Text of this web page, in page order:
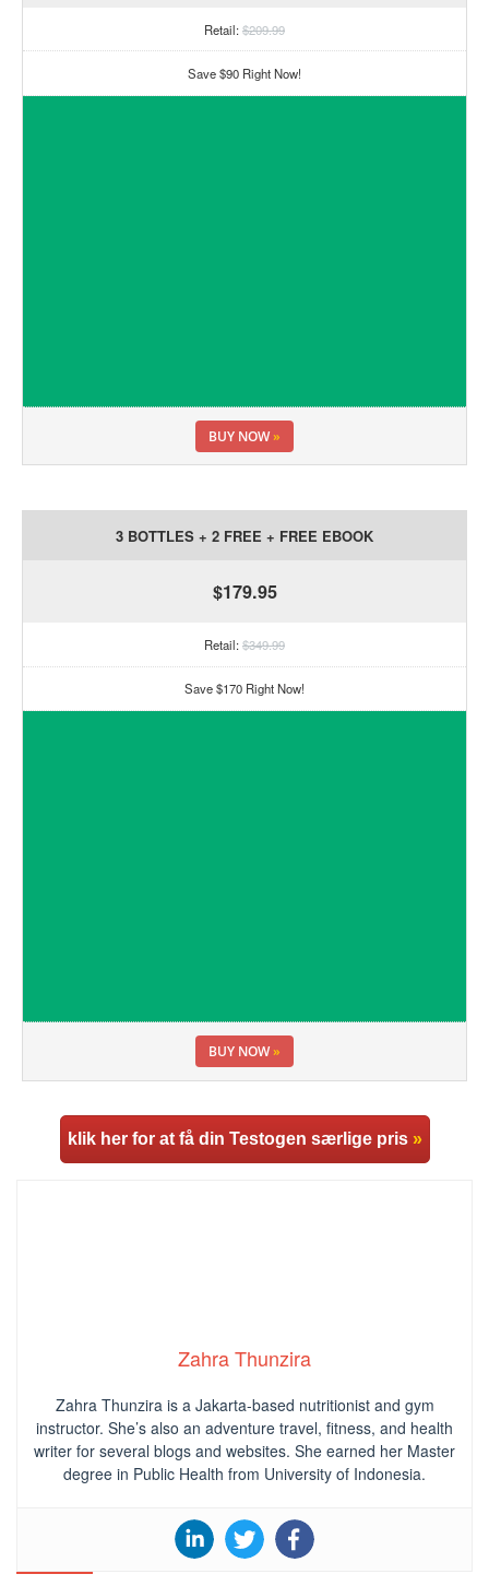
Retail:$209.99
Save $90 Right Now!
BUY NOW»
3 BOTTLES + 2 FREE + FREE EBOOK
$179.95
Retail:$349.99
Save $170 Right Now!
BUY NOW»
klik her for at få din Testogen særlige pris »
Zahra Thunzira
Zahra Thunzira is a Jakarta-based nutritionist and gym
instructor. She’s also an adventure travel, fitness, and health
writer for several blogs and websites. She earned her Master
degree in Public Health from University of Indonesia.